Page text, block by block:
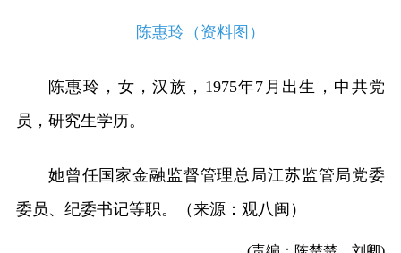
陈惠玲（资料图）
陈惠玲，女，汉族，1975年7月出生，中共党
员，研究生学历。
她曾任国家金融监督管理总局江苏监管局党委
委员、纪委书记等职。（来源：观八闽）